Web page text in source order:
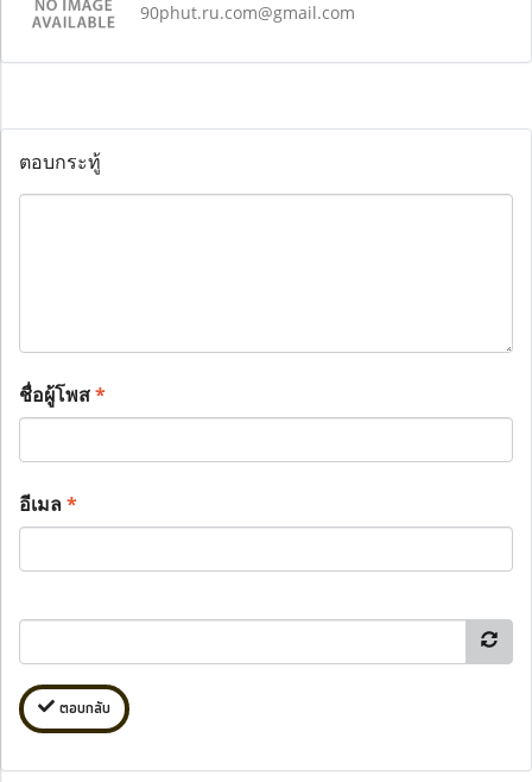
90phut.ru.com@gmail.com
ตอบกระทู้
ชื่อผู้โพส*
อีเมล*
ตอบกลับ